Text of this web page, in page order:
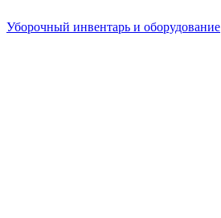
Уборочный инвентарь и оборудование